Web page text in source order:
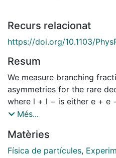
Recurs relacionat
https://doi.org/10.1103/
Resum
We measure branching
asymmetries for the rare
where l + l − is either e + e
sample of 384 × 10 6 B ¯¯¯
no evidence for direct C P
asymmetries. However, for
Més...
Matèries
Física de partícules,